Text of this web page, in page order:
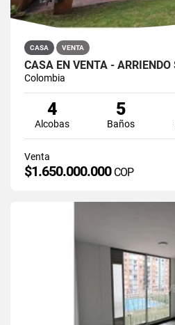
CASA VENTA
Colombia
4
Alcobas
5
Baños
Venta
$1.650.000.000 COP